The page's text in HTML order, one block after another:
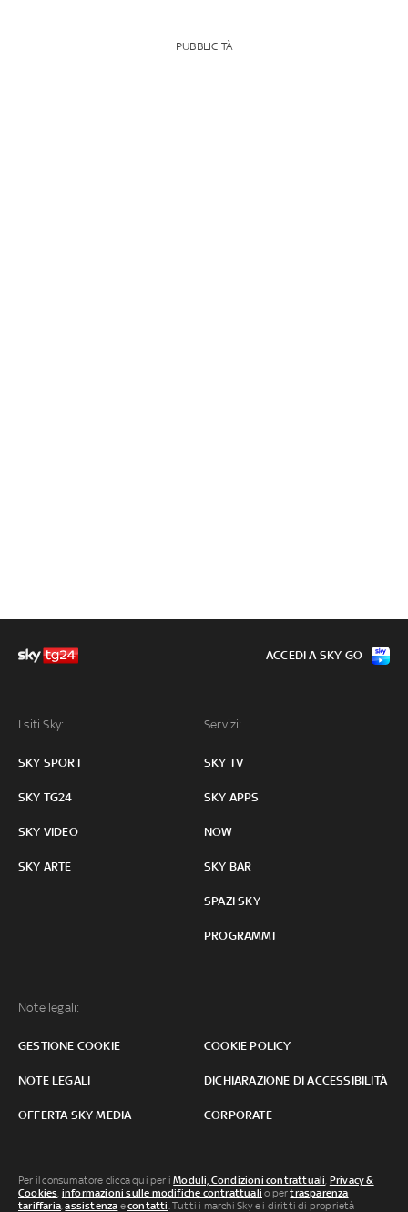
PUBBLICITÀ
I siti Sky:
SKY SPORT
SKY TG24
SKY VIDEO
SKY ARTE
Servizi:
SKY TV
SKY APPS
NOW
SKY BAR
SPAZI SKY
PROGRAMMI
Note legali:
GESTIONE COOKIE COOKIE POLICY
NOTE LEGALI DICHIARAZIONE DI ACCESSIBILITÀ
OFFERTA SKY MEDIA CORPORATE
ACCEDI A SKY GO
Per il consumatore clicca qui per iModuli, Condizioni contrattuali, Privacy &
Cookies, informazioni sulle modifiche contrattuali o pertrasparenza
tariffaria,assistenza econtatti. Tutti i marchi Sky e i diritti di proprietà